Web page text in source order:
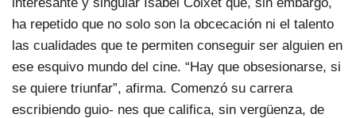
ha repetido que no solo son la obcecación ni el talento
las cualidades que te permiten conseguir ser alguien en
ese esquivo mundo del cine. “Hay que obsesionarse, si
se quiere triunfar”, afirma. Comenzó su carrera
escribiendo guio- nes que califica, sin vergüenza, de